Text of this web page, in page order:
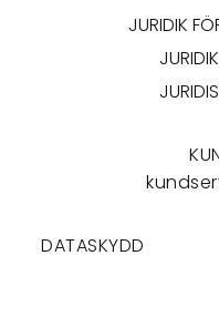
JURIDIK
DATASKYDD